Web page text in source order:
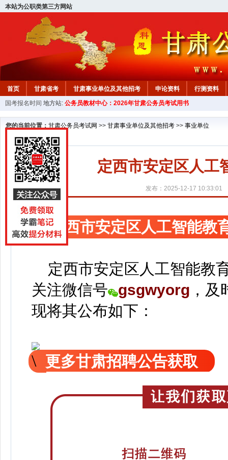
本站为公职类第三方网站
首页 甘肃省考 甘肃事业单位及其他招考 申论资料
行测资料
国考报名时间 地方站: 公务员教材中心：2026年甘肃公务员考试用书
您的当前位置： 甘肃公务员考试网 >> 甘肃事业单位及其他招考 >> 事业单位
定西市安定区人工
发布：2025-12-17 10:33:01
定西市安定区人工智能教
定西市安定区人工智能教
关注微信号 gsgwyorg ， 及
现将其公布如下：
更多甘肃招聘公告获取